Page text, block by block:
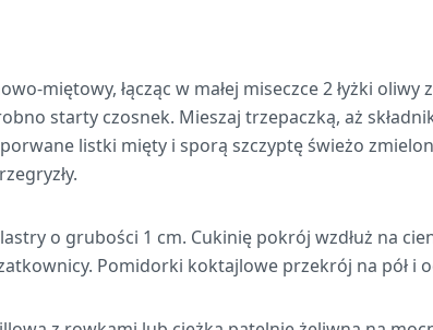
miętowy, łącząc w małej miseczce 2 łyżki
starty czosnek. Mieszaj trzepaczką, aż
listki mięty i sporą szczyptę świeżo
o grubości 1 cm. Cukinię pokrój wzdłuż na
Pomidorki koktajlowe przekrój na pół i